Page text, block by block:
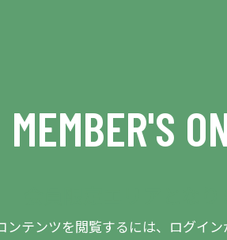
MEMBER'S
ンテンツを閲覧するには、ログイン